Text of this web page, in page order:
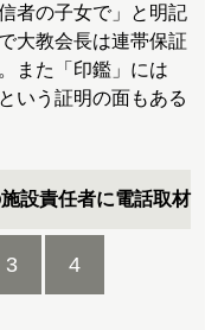
者の子女で」と明記
大教会長は連帯保証
また「印鑑」には
いう証明の面もある
設責任者に電話取材
3 4